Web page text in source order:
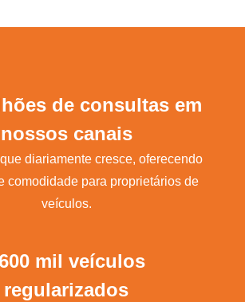
de consultas em
nossos canais
diariamente cresce, oferecendo
comodidade para proprietários de
veículos.
mil veículos
regularizados